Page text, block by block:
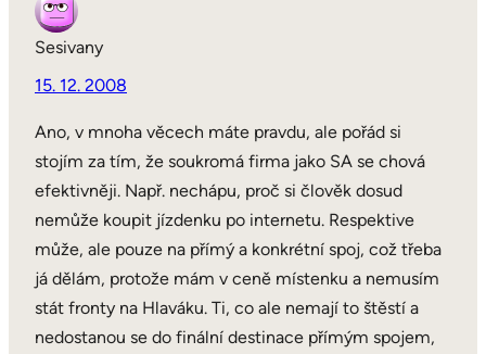
Sesivany
15. 12. 2008
Ano, v mnoha věcech máte pravdu, ale pořád si
stojím za tím, že soukromá firma jako SA se chová
efektivněji. Např. nechápu, proč si člověk dosud
nemůže koupit jízdenku po internetu. Respektive
může, ale pouze na přímý a konkrétní spoj, což třeba
já dělám, protože mám v ceně místenku a nemusím
stát fronty na Hlaváku. Ti, co ale nemají to štěstí a
nedostanou se do finální destinace přímým spojem,